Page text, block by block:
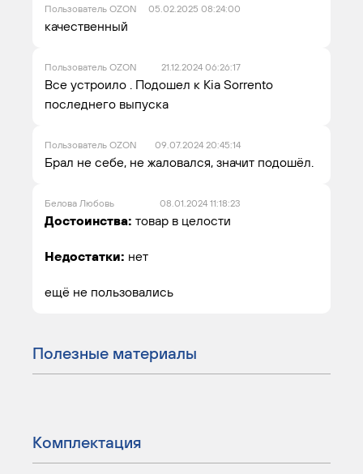
Пользователь OZON 05.02.2025 08:24:00
качественный
Пользователь OZON 21.12.2024 06:26:17
Все устроило . Подошел к Kia Sorrento
последнего выпуска
Пользователь OZON 09.07.2024 20:45:14
Брал не себе, не жаловался, значит подошёл.
Белова Любовь 08.01.2024 11:18:23
Достоинства: товар в целости
Недостатки: нет
ещё не пользовались
Полезные материалы
Комплектация